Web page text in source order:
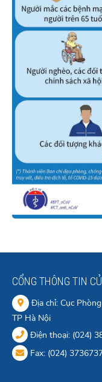
CỔNG THÔNG TIN
Địa chỉ: Cục
TP Hà Nội
Điện thoại: (024)
Fax: (024)